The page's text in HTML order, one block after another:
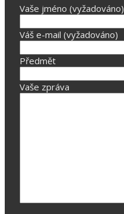
Vaše jméno (vyžadováno)
Váš e-mail (vyžadováno)
Předmět
Vaše zpráva